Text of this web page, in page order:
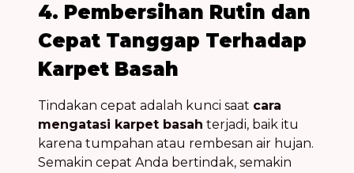
4. Pembersihan Rutin dan
Cepat Tanggap Terhadap
Karpet Basah
Tindakan cepat adalah kunci saat cara
mengatasi karpet basah terjadi, baik itu
karena tumpahan atau rembesan air hujan.
Semakin cepat Anda bertindak, semakin